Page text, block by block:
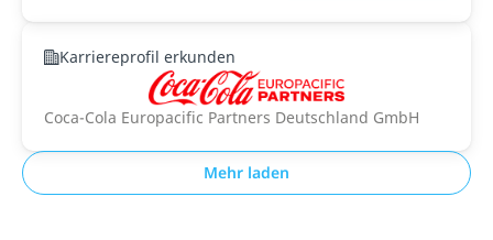
Karriereprofil erkunden
Coca-Cola Europacific Partners Deutschland GmbH
Mehr laden